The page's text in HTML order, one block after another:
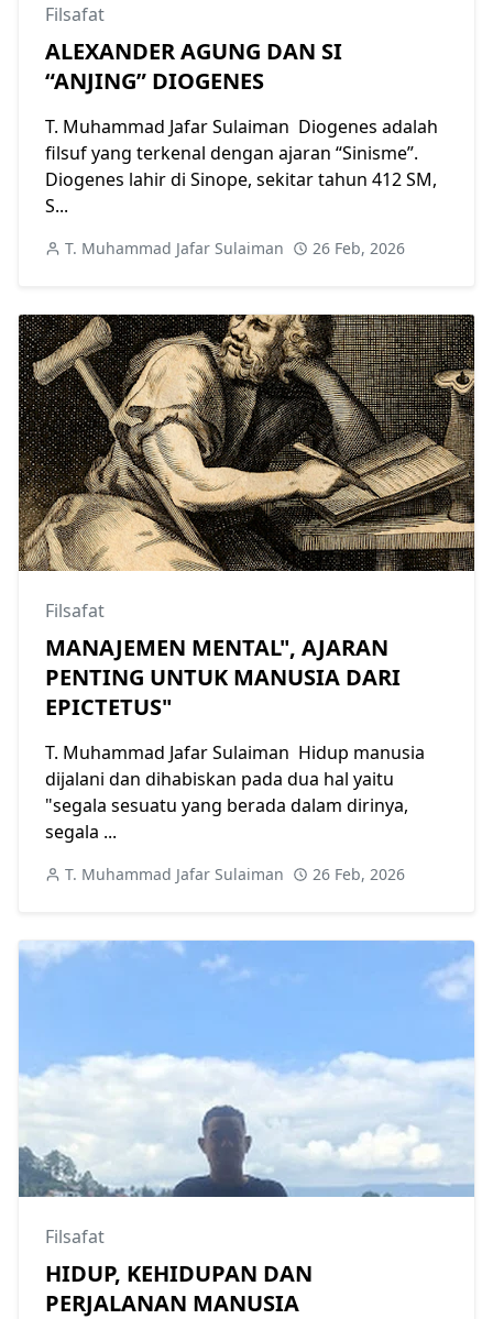
Filsafat
ALEXANDER AGUNG DAN SI
“ANJING” DIOGENES
T. Muhammad Jafar Sulaiman Diogenes adalah
filsuf yang terkenal dengan ajaran “Sinisme”.
Diogenes lahir di Sinope, sekitar tahun 412 SM,
S...
T. Muhammad Jafar Sulaiman 26 Feb, 2026
Filsafat
MANAJEMEN MENTAL", AJARAN
PENTING UNTUK MANUSIA DARI
EPICTETUS"
T. Muhammad Jafar Sulaiman Hidup manusia
dijalani dan dihabiskan pada dua hal yaitu
"segala sesuatu yang berada dalam dirinya,
segala ...
T. Muhammad Jafar Sulaiman 26 Feb, 2026
Filsafat
HIDUP, KEHIDUPAN DAN
PERJALANAN MANUSIA